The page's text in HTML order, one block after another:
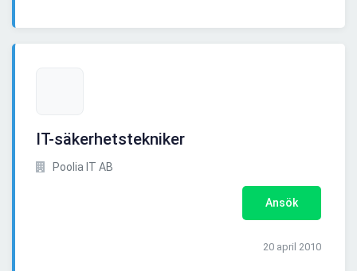
IT-säkerhetstekniker
Poolia IT AB
Ansök
20 april 2010